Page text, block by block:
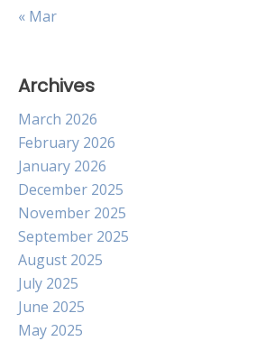
« Mar
Archives
March 2026
February 2026
January 2026
December 2025
November 2025
September 2025
August 2025
July 2025
June 2025
May 2025